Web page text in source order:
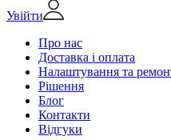
Увійти
Про нас
Доставка і оплата
Налаштування та
Рішення
Блог
Контакти
Відгуки